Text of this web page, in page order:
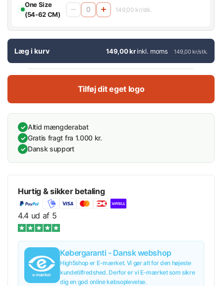
One Size
(54-62 CM)
149,00 kr/stk.
Læg i kurv 149,00 kr inkl. moms 149,00 kr/stk.
Tilføj dit eget logo
✓ Altid mængderabat
✓ Gratis fragt fra 1.000 kr.
✓ Dansk support
Hurtig & sikker betaling
4.4 ud af 5
Købergaranti - Dansk webshop
High5shop er E-mærket. Vi gør alt for den højeste
kundetilfredshed. Derfor er vi E-mærket som sikre
dig en god online købsoplevelse.